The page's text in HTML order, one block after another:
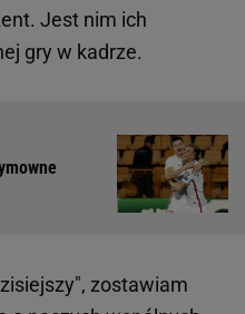
Jest nim ich
gry w kadrze.
zostawiam